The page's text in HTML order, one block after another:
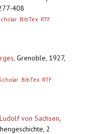
408
BibTex RTF
, Grenoble, 1927,
BibTex RTF
von Sachsen,
2